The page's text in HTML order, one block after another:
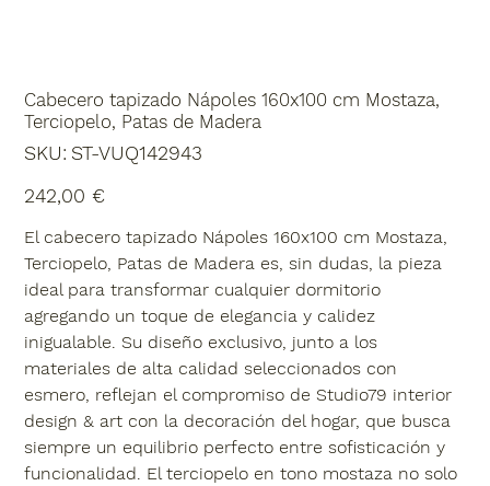
Cabecero tapizado Nápoles 160x100 cm Mostaza,
Terciopelo, Patas de Madera
SKU: SKU
ST-
ST-VUQ142943
242,00 €
El cabecero tapizado Nápoles 160x100 cm Mostaza,
Terciopelo, Patas de Madera es, sin dudas, la pieza
ideal para transformar cualquier dormitorio
agregando un toque de elegancia y calidez
inigualable. Su diseño exclusivo, junto a los
materiales de alta calidad seleccionados con
esmero, reflejan el compromiso de Studio79 interior
design & art con la decoración del hogar, que busca
siempre un equilibrio perfecto entre sofisticación y
funcionalidad. El terciopelo en tono mostaza no solo